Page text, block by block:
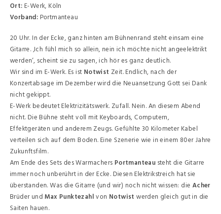
Ort: E-Werk, Köln
Vorband: Portmanteau
20 Uhr. In der Ecke, ganz hinten am Bühnenrand steht einsam eine
Gitarre. ‚Ich fühl mich so allein, nein ich möchte nicht angeelektrikt
werden‘, scheint sie zu sagen, ich hör es ganz deutlich.
Wir sind im E-Werk. Es ist Notwist Zeit. Endlich, nach der
Konzertabsage im Dezember wird die Neuansetzung Gott sei Dank
nicht gekippt.
E-Werk bedeutet Elektrizitätswerk. Zufall. Nein. An diesem Abend
nicht. Die Bühne steht voll mit Keyboards, Computern,
Effektgeräten und anderem Zeugs. Gefühlte 30 Kilometer Kabel
verteilen sich auf dem Boden. Eine Szenerie wie in einem 80er Jahre
Zukunftsfilm.
Am Ende des Sets des Warmachers Portmanteau steht die Gitarre
immer noch unberührt in der Ecke. Diesen Elektrikstreich hat sie
überstanden. Was die Gitarre (und wir) noch nicht wissen: die Acher
Brüder und Max Punktezahlvon Notwist werden gleich gut in die
Saiten hauen.